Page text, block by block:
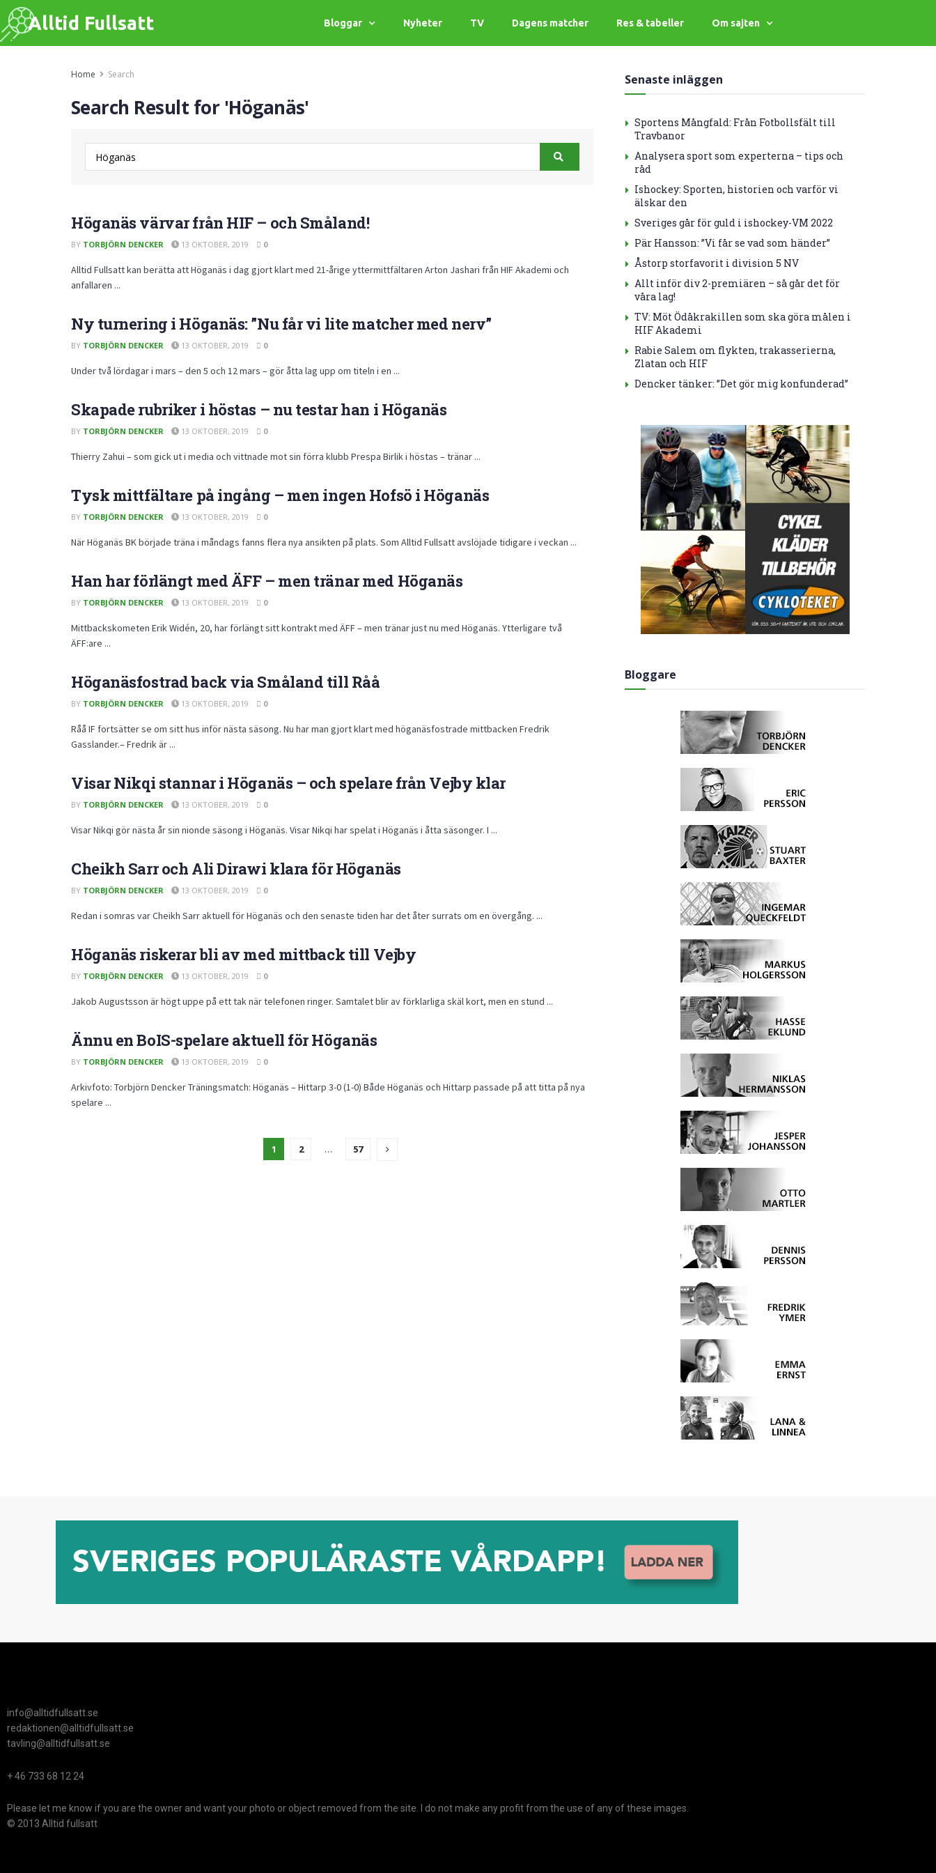
Alltid Fullsatt Bloggar Nyheter TV Dagens matcher Res & tabeller Om sajten
Home Search
Search Result for 'Höganäs'
Höganäs värvar från HIF – och Småland!
BY TORBJÖRN DENCKER 13 OKTOBER, 2019 0
Alltid Fullsatt kan berätta att Höganäs i dag gjort klart med 21-årige yttermittfältaren Arton Jashari från HIF Akademi och
anfallaren ...
Ny turnering i Höganäs: ”Nu får vi lite matcher med nerv”
BY TORBJÖRN DENCKER 13 OKTOBER, 2019 0
Under två lördagar i mars – den 5 och 12 mars – gör åtta lag upp om titeln i en ...
Skapade rubriker i höstas – nu testar han i Höganäs
BY TORBJÖRN DENCKER 13 OKTOBER, 2019 0
Thierry Zahui – som gick ut i media och vittnade mot sin förra klubb Prespa Birlik i höstas – tränar ...
Tysk mittfältare på ingång – men ingen Hofsö i Höganäs
BY TORBJÖRN DENCKER 13 OKTOBER, 2019 0
När Höganäs BK började träna i måndags fanns flera nya ansikten på plats. Som Alltid Fullsatt avslöjade tidigare i veckan ...
Han har förlängt med ÄFF – men tränar med Höganäs
BY TORBJÖRN DENCKER 13 OKTOBER, 2019 0
Mittbackskometen Erik Widén, 20, har förlängt sitt kontrakt med ÄFF – men tränar just nu med Höganäs. Ytterligare två
ÄFF:are ...
Höganäsfostrad back via Småland till Råå
BY TORBJÖRN DENCKER 13 OKTOBER, 2019 0
Råå IF fortsätter se om sitt hus inför nästa säsong. Nu har man gjort klart med höganäsfostrade mittbacken Fredrik
Gasslander.– Fredrik är ...
Visar Nikqi stannar i Höganäs – och spelare från Vejby klar
BY TORBJÖRN DENCKER 13 OKTOBER, 2019 0
Visar Nikqi gör nästa år sin nionde säsong i Höganäs. Visar Nikqi har spelat i Höganäs i åtta säsonger. I ...
Cheikh Sarr och Ali Dirawi klara för Höganäs
BY TORBJÖRN DENCKER 13 OKTOBER, 2019 0
Redan i somras var Cheikh Sarr aktuell för Höganäs och den senaste tiden har det åter surrats om en övergång. ...
Höganäs riskerar bli av med mittback till Vejby
BY TORBJÖRN DENCKER 13 OKTOBER, 2019 0
Jakob Augustsson är högt uppe på ett tak när telefonen ringer. Samtalet blir av förklarliga skäl kort, men en stund ...
Ännu en BoIS-spelare aktuell för Höganäs
BY TORBJÖRN DENCKER 13 OKTOBER, 2019 0
Arkivfoto: Torbjörn Dencker Träningsmatch: Höganäs – Hittarp 3-0 (1-0) Både Höganäs och Hittarp passade på att titta på nya
spelare ...
1 2 … 57
Senaste inläggen
Sportens Mångfald: Från Fotbollsfält till
Travbanor
Analysera sport som experterna – tips och
råd
Ishockey: Sporten, historien och varför vi
älskar den
Sveriges går för guld i ishockey-VM 2022
Pär Hansson: ”Vi får se vad som händer”
Åstorp storfavorit i division 5 NV
Allt inför div 2-premiären – så går det för
våra lag!
TV: Möt Ödåkrakillen som ska göra målen i
HIF Akademi
Rabie Salem om flykten, trakasserierna,
Zlatan och HIF
Dencker tänker: ”Det gör mig konfunderad”
Bloggare
info@alltidfullsatt.se
redaktionen@alltidfullsatt.se
tavling@alltidfullsatt.se
+ 46 733 68 12 24
Please let me know if you are the owner and want your photo or object removed from the site. I do not make any profit from the use of any of these images.
© 2013 Alltid fullsatt